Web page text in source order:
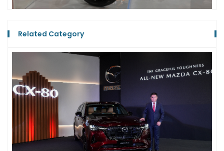
Related Category